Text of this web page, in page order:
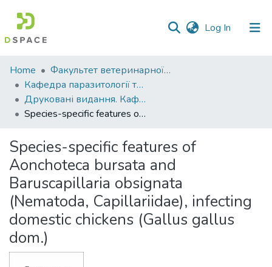
Log In (current)
Communities
&
Collections
All of DSpace
Statistics
Home
Факультет ветеринарної медицини
Кафедра паразитології та ветеринарно-санітарної експертизи
Друковані видання. Кафедра паразитології та ветеринарно-санітарної експертизи
Species-specific features of Aonchoteca bursata and Baruscapillaria obsignata (Nematoda, Capillariidae), infecting domestic chickens (Gallus gallus dom.)
Species-specific features of
Aonchoteca bursata and
Baruscapillaria obsignata
(Nematoda, Capillariidae), infecting
domestic chickens (Gallus gallus
dom.)